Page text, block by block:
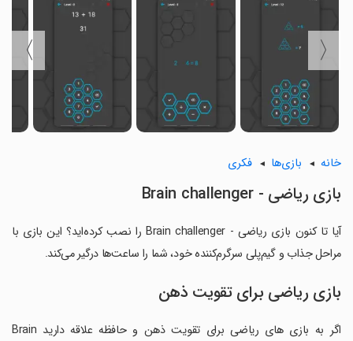
〈
〉
خانه بازی‌ها فکری
بازی ریاضی - Brain challenger
آیا تا کنون بازی ریاضی - Brain challenger را نصب کرده‌اید؟ این بازی با
مراحل جذاب و گیم‌پلی سرگرم‌کننده خود، شما را ساعت‌ها درگیر می‌کند.
بازی ریاضی برای تقویت ذهن
اگر به بازی های ریاضی برای تقویت ذهن و حافظه علاقه دارید Brain